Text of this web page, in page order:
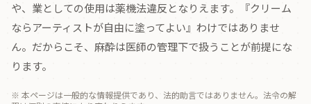
や、業としての使用は薬機法違反となりえます。『クリーム
ならアーティストが自由に塗ってよい』わけではありませ
ん。だからこそ、麻酔は医師の管理下で扱うことが前提にな
ります。
※ 本ページは一般的な情報提供であり、法的助言ではありません。法令の解